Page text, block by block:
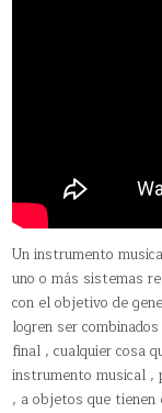
Un instrumento
uno o más sistemas
con el objetivo de
logren ser
final , cualquier cosa
instrumento musical ,
, a objetos que tienen